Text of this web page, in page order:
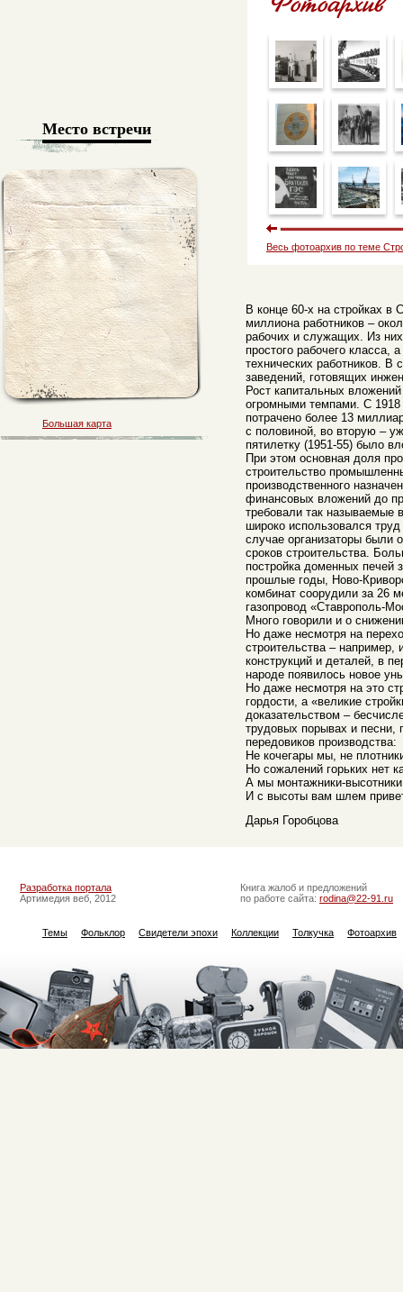
Весь фотоархив по теме
В конце 60-х на стройках
миллиона работников –
рабочих и служащих. Из
простого рабочего класса,
технических работников. В
заведений, готовящих
Рост капитальных
огромными темпами. С 1918
потрачено более 13
с половиной, во вторую –
пятилетку (1951-55) было
При этом основная доля
строительство
производственного
финансовых вложений до
требовали так называемые
широко использовался
случае организаторы были
сроков строительства.
постройка доменных печей
прошлые годы, Ново-
комбинат соорудили за 26
газопровод «Ставрополь-
Много говорили и о
Но даже несмотря на
строительства – например,
конструкций и деталей, в
народе появилось новое
Но даже несмотря на это
гордости, а «великие
доказательством –
трудовых порывах и песни,
передовиков производства:
Не кочегары мы, не
Но сожалений горьких нет
А мы монтажники-высотники
И с высоты вам шлем
Дарья Горобцова
Место встречи
Большая карта
Разработка портала
Артимедия веб, 2012
Книга жалоб и предложений
по работе сайта: rodina@22-91.ru
Темы Фольклор Свидетели эпохи Коллекции Толкучка Фотоархив